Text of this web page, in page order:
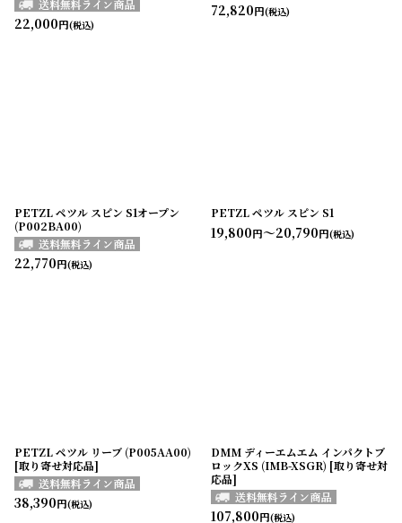
22,000円(税込)
72,820円(税込)
PETZL ペツル スピン S1オープン
(P002BA00)
22,770円(税込)
PETZL ペツル スピン S1
19,800円～20,790円(税込)
PETZL ペツル リーブ (P005AA00)
[取り寄せ対応品]
38,390円(税込)
DMM ディーエムエム インパクトブ
ロックXS (IMB-XSGR) [取り寄せ対
応品]
107,800円(税込)